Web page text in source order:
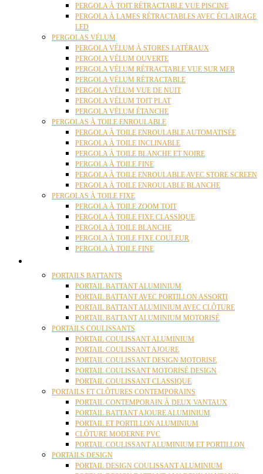
PERGOLA À TOIT RÉTRACTABLE VUE PISCINE
PERGOLA À LAMES RÉTRACTABLES AVEC ÉCLAIRAGE
LED
PERGOLAS VÉLUM
PERGOLA VÉLUM À STORES LATÉRAUX
PERGOLA VÉLUM OUVERTE
PERGOLA VÉLUM RÉTRACTABLE VUE SUR MER
PERGOLA VÉLUM RÉTRACTABLE
PERGOLA VÉLUM VUE DE NUIT
PERGOLA VÉLUM TOIT PLAT
PERGOLA VÉLUM ÉTANCHE
PERGOLAS À TOILE ENROULABLE
PERGOLA À TOILE ENROULABLE AUTOMATISÉE
PERGOLA À TOILE INCLINABLE
PERGOLA À TOILE BLANCHE ET NOIRE
PERGOLA À TOILE FINE
PERGOLA À TOILE ENROULABLE AVEC STORE SCREEN
PERGOLA À TOILE ENROULABLE BLANCHE
PERGOLAS À TOILE FIXE
PERGOLA À TOILE ZOOM TOIT
PERGOLA À TOILE FIXE CLASSIQUE
PERGOLA À TOILE BLANCHE
PERGOLA À TOILE FIXE COULEUR
PERGOLA À TOILE FINE
PORTAILS BATTANTS
PORTAIL BATTANT ALUMINIUM
PORTAIL BATTANT AVEC PORTILLON ASSORTI
PORTAIL BATTANT ALUMINIUM AVEC CLÔTURE
PORTAIL BATTANT ALUMINIUM MOTORISÉ
PORTAILS COULISSANTS
PORTAIL COULISSANT ALUMINIUM
PORTAIL COULISSANT AJOURE
PORTAIL COULISSANT DESIGN MOTORISE
PORTAIL COULISSANT MOTORISÉ DESIGN
PORTAIL COULISSANT CLASSIQUE
PORTAILS ET CLÔTURES CONTEMPORAINS
PORTAIL CONTEMPORAIN À DEUX VANTAUX
PORTAIL BATTANT AJOURE ALUMINIUM
PORTAIL ET PORTILLON ALUMINIUM
CLÔTURE MODERNE PVC
PORTAIL COULISSANT ALUMINIUM ET PORTILLON
PORTAILS DESIGN
PORTAIL DESIGN COULISSANT ALUMINIUM